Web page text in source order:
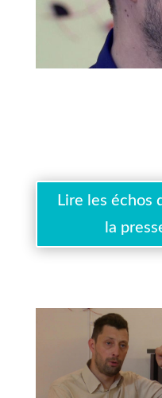
Lire les échos
la